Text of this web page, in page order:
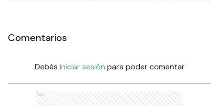
Comentarios
Debés iniciar sesión para poder comentar
Ads